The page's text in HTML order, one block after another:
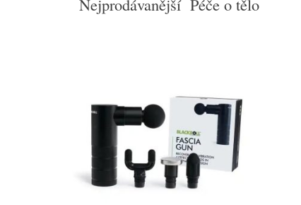
Nejprodávanější Péče o tělo